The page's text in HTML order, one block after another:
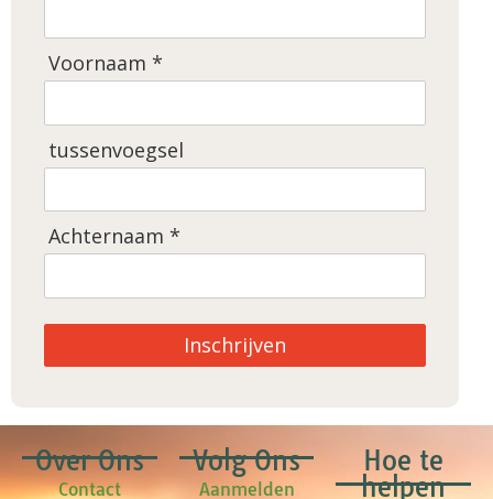
Voornaam *
tussenvoegsel
Achternaam *
Inschrijven
Over Ons
Contact
Volg Ons
Aanmelden
Hoe te
helpen